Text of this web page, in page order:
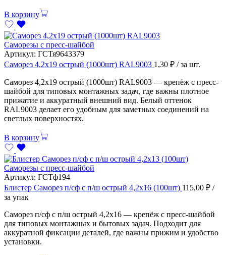
В корзину
Саморезы с пресс-шайбой
Артикул: ГСТя9643379
Саморез 4,2х19 острый (1000шт) RAL9003 1,30 ₽ / за шт.
Саморез 4,2х19 острый (1000шт) RAL9003 — крепёж с пресс-
шайбой для типовых монтажных задач, где важны плотное
прижатие и аккуратный внешний вид. Белый оттенок
RAL9003 делает его удобным для заметных соединений на
светлых поверхностях.
В корзину
Саморезы с пресс-шайбой
Артикул: ГСТф194
Блистер Саморез п/сф с п/ш острый 4,2х16 (100шт) 115,00 ₽ /
за упак
Саморез п/сф с п/ш острый 4,2х16 — крепёж с пресс-шайбой
для типовых монтажных и бытовых задач. Подходит для
аккуратной фиксации деталей, где важны прижим и удобство
установки.